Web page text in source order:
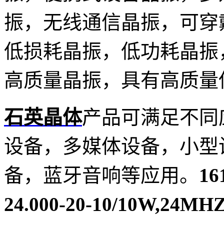
振，无线通信晶振，可
低损耗晶振，低功耗晶
高质量晶振，具有高质
石英晶体产品可满足不
设备，多媒体设备，小
备，蓝牙音响等应用。
24.000-20-10/